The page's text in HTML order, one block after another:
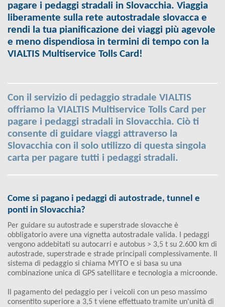
pagare i pedaggi stradali in Slovacchia. Viaggia
liberamente sulla rete autostradale slovacca e
rendi la tua pianificazione dei viaggi più agevole
e meno dispendiosa in termini di tempo con la
VIALTIS Multiservice Tolls Card!
Con il servizio di pedaggio stradale VIALTIS
offriamo la VIALTIS Multiservice Tolls Card per
pagare i pedaggi stradali in Slovacchia. Ciò ti
consente di guidare viaggi attraverso la
Slovacchia con il solo utilizzo di questa singola
carta per pagare tutti i pedaggi stradali.
Come si pagano i pedaggi di autostrade, tunnel e
ponti in Slovacchia?
Per guidare su autostrade e superstrade slovacche è
obbligatorio avere una vignetta autostradale valida. I pedaggi
vengono addebitati su autocarri e autobus > 3,5 t su 2.600 km di
autostrade, superstrade e strade principali complessivamente. Il
sistema di pedaggio si chiama MYTO e si basa su una
combinazione unica di GPS satellitare e tecnologia a microonde.
Il pagamento del pedaggio per i veicoli con un peso massimo
consentito superiore a 3,5 t viene effettuato tramite un'unità di